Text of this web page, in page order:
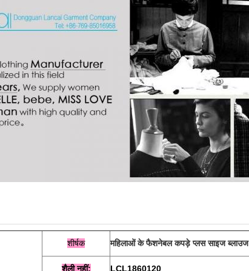
शीर्षक महिलाओं के फैशनेबल कपड़े प्लस साइज ब्लाउज
शैली नहीं: LCL1860120